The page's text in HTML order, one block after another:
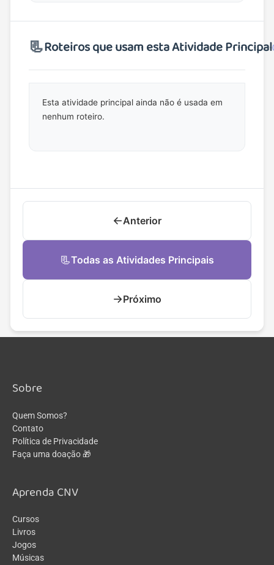
📃Roteiros que usam esta Atividade Principal
Esta atividade principal ainda não é usada em
nenhum roteiro.
←Anterior
📃Todas as Atividades Principais
→Próximo
Sobre
Quem Somos?
Contato
Política de Privacidade
Faça uma doação 🎁
Aprenda CNV
Cursos
Livros
Jogos
Músicas